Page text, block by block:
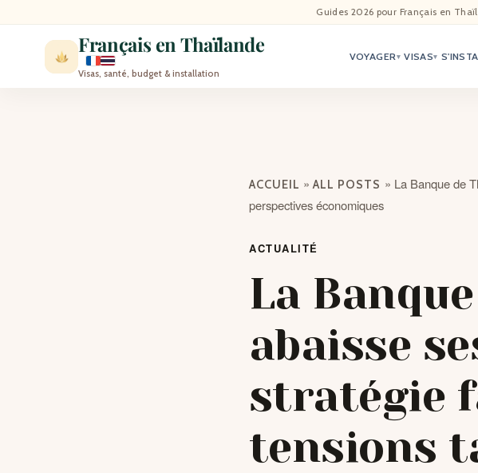
Guides 2026 pour Français en
Français en Thaïlande
Visas, santé, budget & installation
VOYAGER▾ VISAS▾
ACCUEIL
ACTUALITÉ
EXPATRIATION
CONTACTS
ACCUEIL »ALL POSTS » La Banque de
perspectives économiques
ACTUALITÉ
La
abaisse
stratégie
tensions